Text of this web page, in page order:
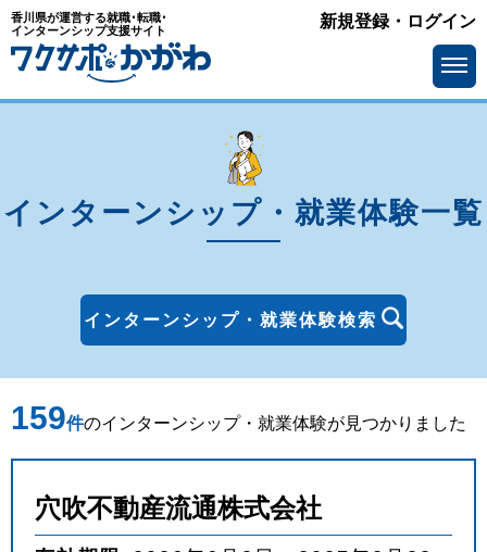
香川県が運営する就職･転職･
インターンシップ支援サイト
新規登録・ログイン
インターンシップ・就業体験一覧
インターンシップ・就業体験検索
エリアを選ぶ
高松市
東かがわ市 三豊市
直島町
宇多津町 綾川町
琴平町 多度津町
159件のインターンシップ・就業体験が見つかりました
穴吹不動産流通株式会社